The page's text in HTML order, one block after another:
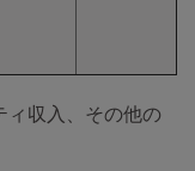
ィ収入、その他の